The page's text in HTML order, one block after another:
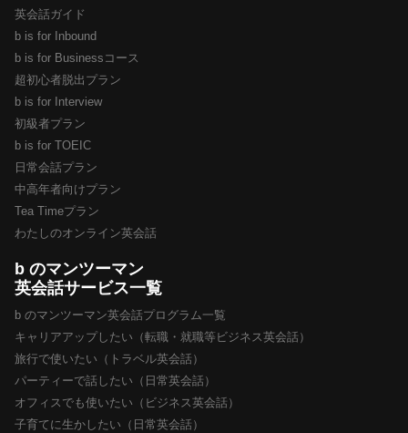
英会話ガイド
b is for Inbound
b is for Businessコース
超初心者脱出プラン
b is for Interview
初級者プラン
b is for TOEIC
日常会話プラン
中高年者向けプラン
Tea Timeプラン
わたしのオンライン英会話
b のマンツーマン
英会話サービス一覧
b のマンツーマン英会話プログラム一覧
キャリアアップしたい（転職・就職等ビジネス英会話）
旅行で使いたい（トラベル英会話）
パーティーで話したい（日常英会話）
オフィスでも使いたい（ビジネス英会話）
子育てに生かしたい（日常英会話）